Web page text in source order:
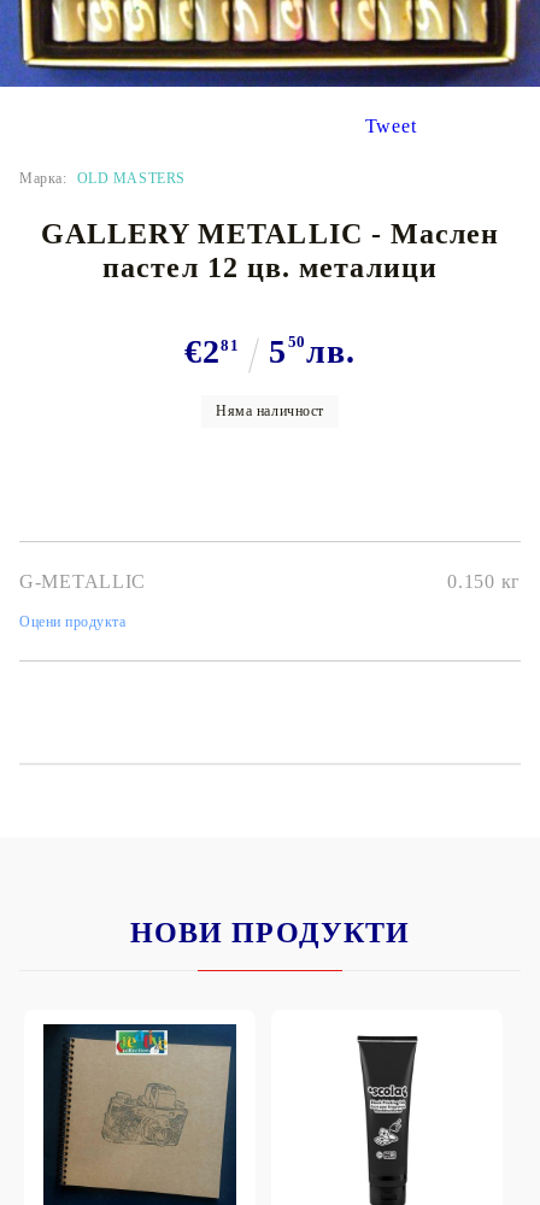
Tweet
Марка: OLD MASTERS
GALLERY METALLIC - Маслен
пастел 12 цв. металици
€281 5 50лв.
Няма наличност
G-METALLIC 0.150 кг
Оцени продукта
НОВИ ПРОДУКТИ